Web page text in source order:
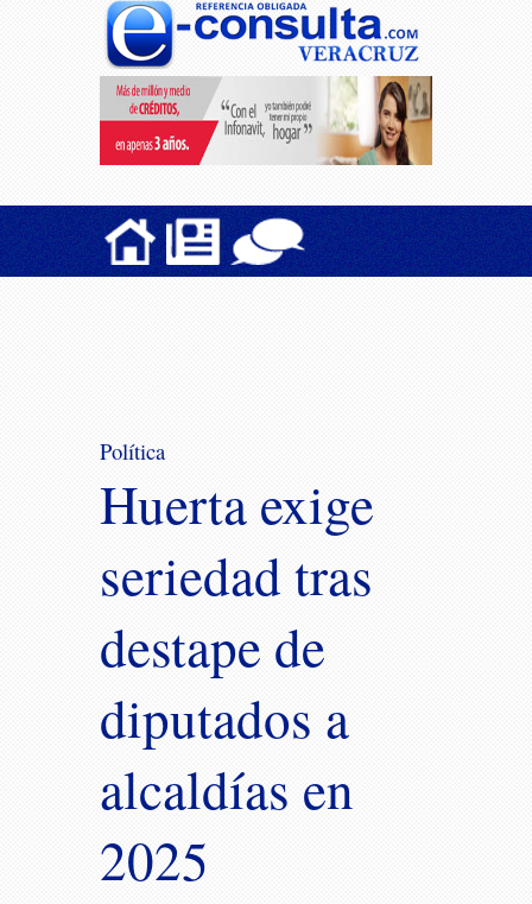
Política
Huerta exige
seriedad tras
destape de
diputados a
alcaldías en
2025